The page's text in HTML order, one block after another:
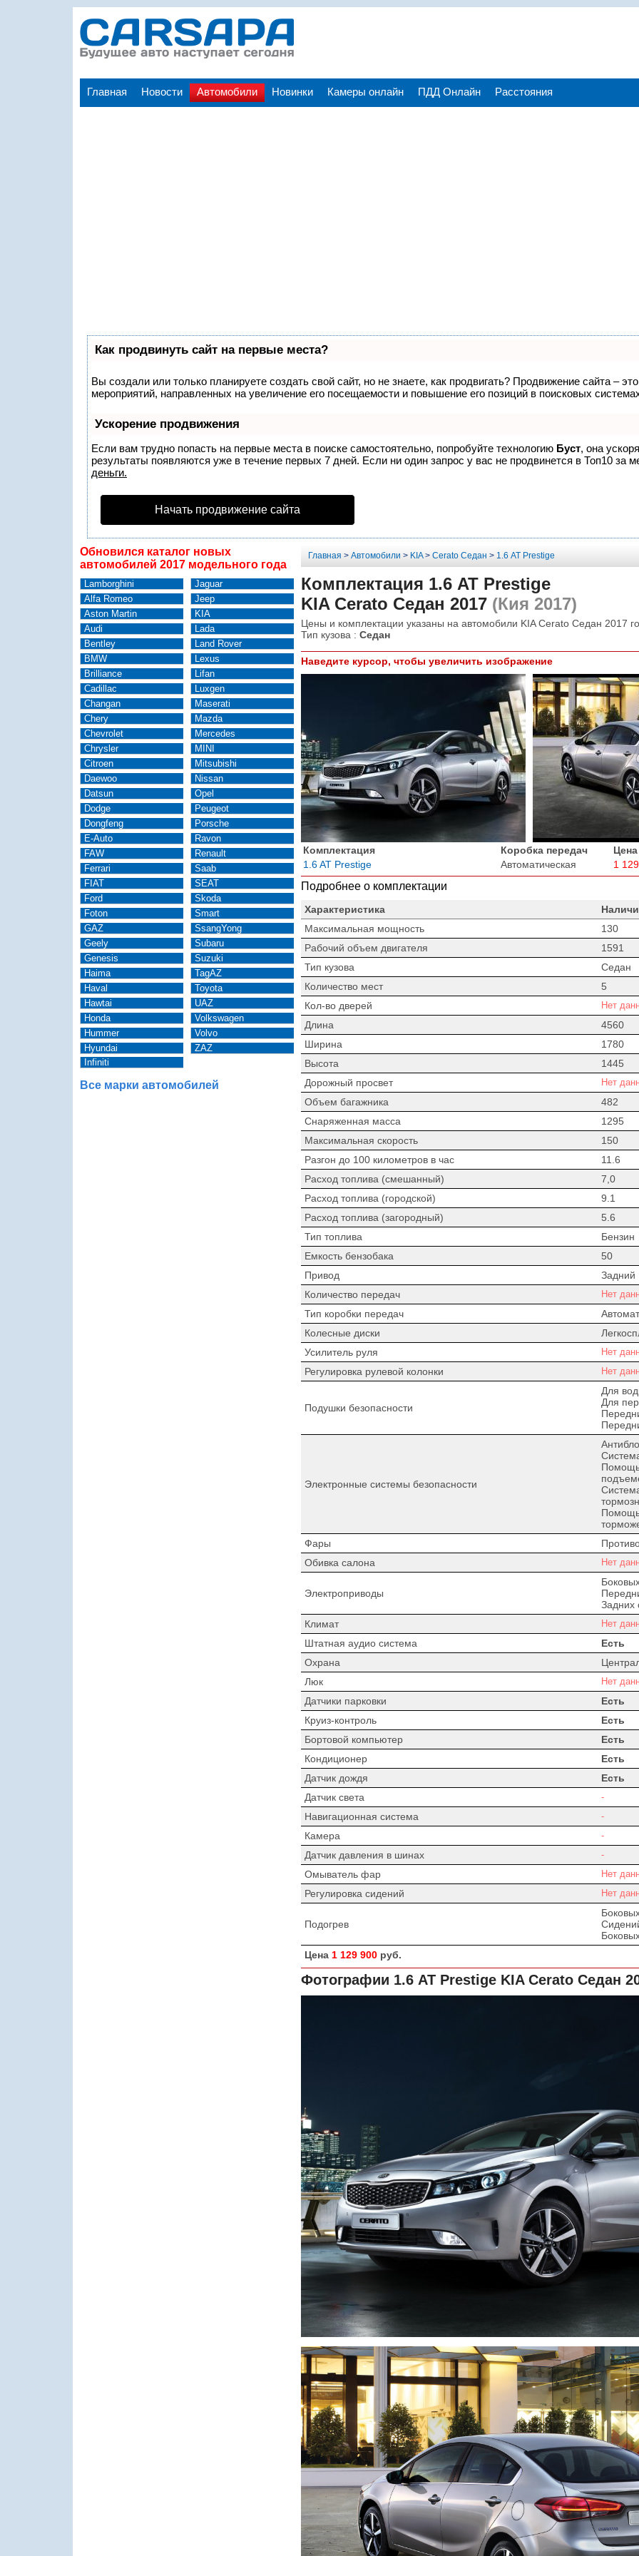
Главная Новости Автомобили Новинки Камеры онлайн ПДД Онлайн Расстояния
Как продвинуть сайт на первые места?
Вы создали или только планируете создать свой сайт, но не знаете, как продвигать? Продвижение сайта –
мероприятий, направленных на увеличение его посещаемости и повышение его позиций в поисковых
Ускорение продвижения
Если вам трудно попасть на первые места в поиске самостоятельно, попробуйте технологию Буст, она
результаты появляются уже в течение первых 7 дней. Если ни один запрос у вас не продвинется в Топ10 за
деньги.
Начать продвижение сайта
Обновился каталог новых
автомобилей 2017 модельного года
Lamborghini
Alfa Romeo
Aston Martin
Audi
Bentley
BMW
Brilliance
Cadillac
Changan
Chery
Chevrolet
Chrysler
Citroen
Daewoo
Datsun
Dodge
Dongfeng
E-Auto
FAW
Ferrari
FIAT
Ford
Foton
GAZ
Geely
Genesis
Haima
Haval
Hawtai
Honda
Hummer
Hyundai
Infiniti
Jaguar
Jeep
KIA
Lada
Land Rover
Lexus
Lifan
Luxgen
Maserati
Mazda
Mercedes
MINI
Mitsubishi
Nissan
Opel
Peugeot
Porsche
Ravon
Renault
Saab
SEAT
Skoda
Smart
SsangYong
Subaru
Suzuki
TagAZ
Toyota
UAZ
Volkswagen
Volvo
ZAZ
Все марки автомобилей
Главная > Автомобили > KIA> Cerato Седан > 1.6 AT Prestige
Комплектация 1.6 AT Prestige
KIA Cerato Седан 2017(Кия 2017)
Цены и комплектации указаны на автомобили KIA Cerato Седан 2017
Тип кузова : Седан
Наведите курсор, чтобы увеличить изображение
Комплектация Коробка передач Цена
1.6 AT Prestige
Автоматическая 1
Подробнее о комплектации
Характеристика
Максимальная мощность
130
Рабочий объем двигателя
1591
Тип кузова
Седан
Количество мест
5
Кол-во дверей
Нет
Длина
4560
Ширина
1780
Высота
1445
Дорожный просвет
Нет
Объем багажника
482
Снаряженная масса
1295
Максимальная скорость
150
Разгон до 100 километров в час
11.6
Расход топлива (смешанный)
7,0
Расход топлива (городской)
9.1
Расход топлива (загородный)
5.6
Тип топлива
Бензин
Емкость бензобака
50
Привод
Задний
Количество передач
Нет
Тип коробки передач
Колесные диски
Усилитель руля
Нет
Регулировка рулевой колонки Нет
Подушки безопасности
Для
Для
Электронные системы безопасности
Помощь
Помощь
Фары
Обивка салона
Нет
Электроприводы
Задних
Климат
Нет
Штатная аудио система
Есть
Охрана
Люк
Нет
Датчики парковки
Есть
Круиз-контроль
Есть
Бортовой компьютер
Есть
Кондиционер
Есть
Датчик дождя
Есть
Датчик света
-
Навигационная система -
Камера -
Датчик давления в шинах -
Омыватель фар Нет
Регулировка сидений Нет
Подогрев
Цена 1 129 900руб.
Фотографии 1.6 AT Prestige KIA Cerato Седан